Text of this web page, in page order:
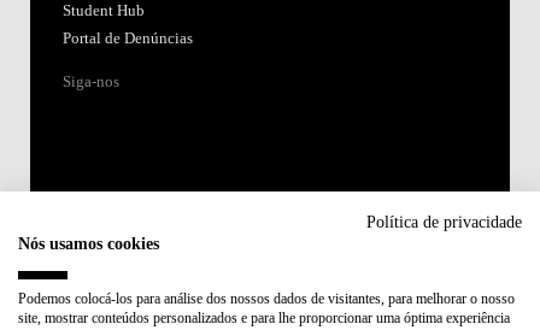
Student Hub
Portal de Denúncias
Siga-nos
Membro de:
Política de privacidade
Nós usamos cookies
Podemos colocá-los para análise dos nossos dados de visitantes, para melhorar o nosso
site, mostrar conteúdos personalizados e para lhe proporcionar uma óptima experiência